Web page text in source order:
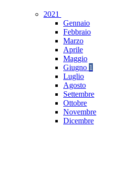
2021
Gennaio
Febbraio
Marzo
Aprile
Maggio
Giugno 1
Luglio
Agosto
Settembre
Ottobre
Novembre
Dicembre